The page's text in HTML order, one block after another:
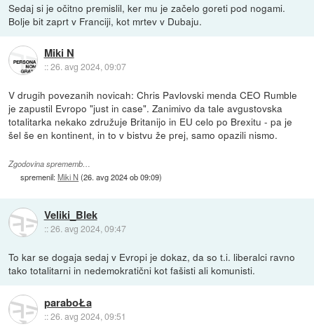
Sedaj si je očitno premislil, ker mu je začelo goreti pod nogami.
Bolje bit zaprt v Franciji, kot mrtev v Dubaju.
Miki N
::26. avg 2024, 09:07
V drugih povezanih novicah: Chris Pavlovski menda CEO Rumble
je zapustil Evropo "just in case". Zanimivo da tale avgustovska
totalitarka nekako združuje Britanijo in EU celo po Brexitu - pa je
šel še en kontinent, in to v bistvu že prej, samo opazili nismo.
Zgodovina sprememb…
spremenil:Miki N(26. avg 2024 ob 09:09)
Veliki_Blek
::26. avg 2024, 09:47
To kar se dogaja sedaj v Evropi je dokaz, da so t.i. liberalci ravno
tako totalitarni in nedemokratični kot fašisti ali komunisti.
paraboŁa
::26. avg 2024, 09:51